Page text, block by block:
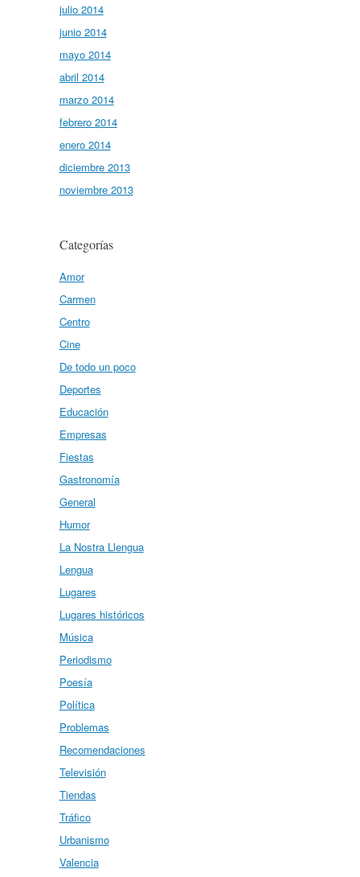
julio 2014
junio 2014
mayo 2014
abril 2014
marzo 2014
febrero 2014
enero 2014
diciembre 2013
noviembre 2013
Categorías
Amor
Carmen
Centro
Cine
De todo un poco
Deportes
Educación
Empresas
Fiestas
Gastronomía
General
Humor
La Nostra Llengua
Lengua
Lugares
Lugares históricos
Música
Periodismo
Poesía
Política
Problemas
Recomendaciones
Televisión
Tiendas
Tráfico
Urbanismo
Valencia